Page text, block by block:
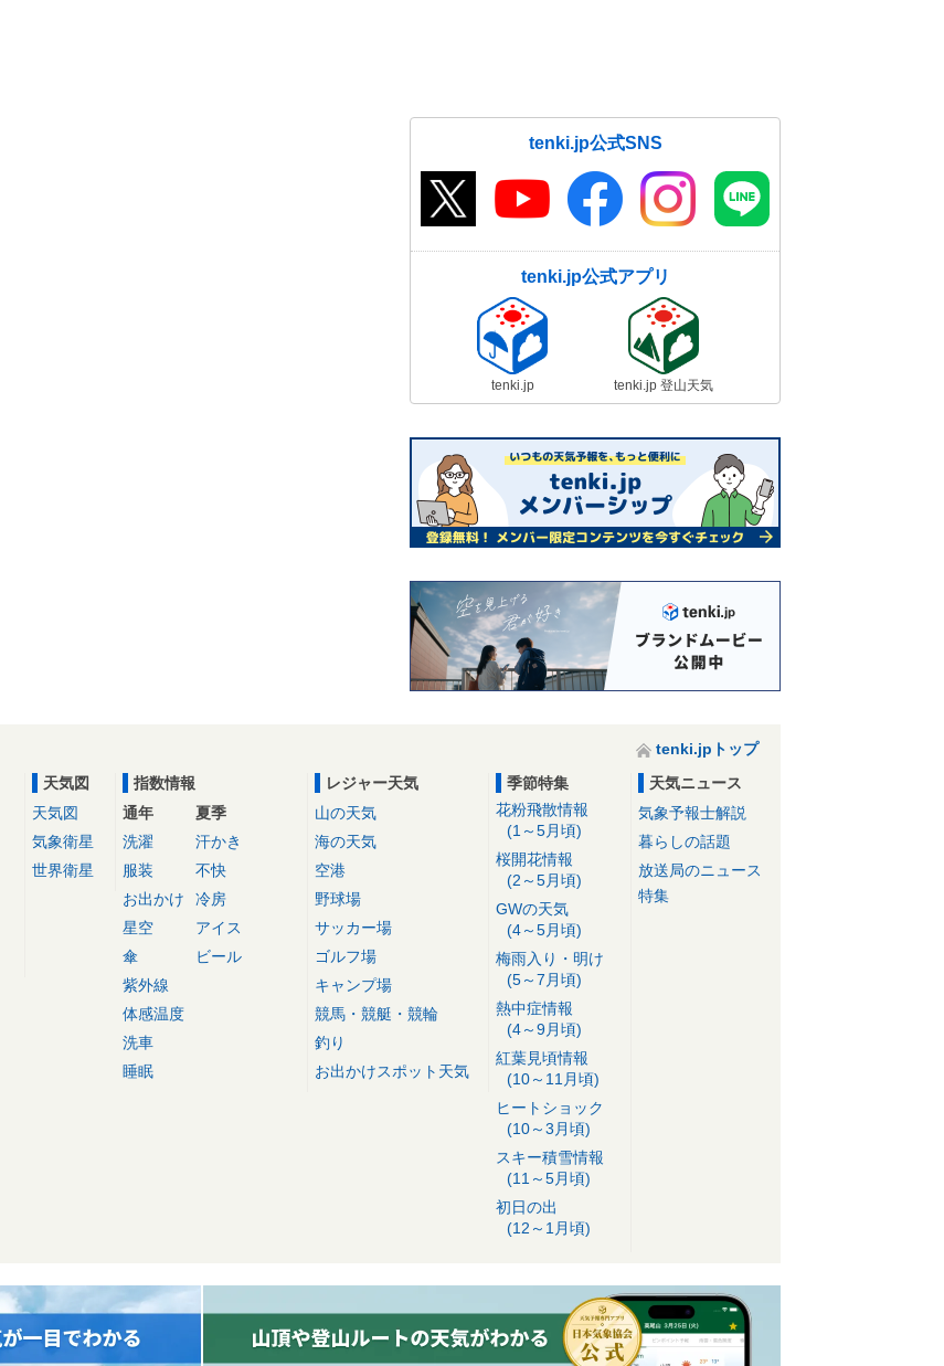
tenki.jp公式SNS
tenki.jp公式アプリ
tenki.jp tenki.jp 登山天気
tenki.jpトップ
天気図
天気図
気象衛星
世界衛星
指数情報
通年
洗濯
服装
お出かけ
星空
傘
紫外線
体感温度
洗車
睡眠
夏季
汗かき
不快
冷房
アイス
ビール
レジャー天気
山の天気
海の天気
空港
野球場
サッカー場
ゴルフ場
キャンプ場
競馬・競艇・競輪
釣り
お出かけスポット天気
季節特集
花粉飛散情報
(1～5月頃)
桜開花情報
(2～5月頃)
GWの天気
(4～5月頃)
梅雨入り・明け
(5～7月頃)
熱中症情報
(4～9月頃)
紅葉見頃情報
(10～11月頃)
ヒートショック
(10～3月頃)
スキー積雪情報
(11～5月頃)
初日の出
(12～1月頃)
天気ニュース
気象予報士解説
暮らしの話題
放送局のニュース
特集